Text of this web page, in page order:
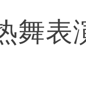
舞表